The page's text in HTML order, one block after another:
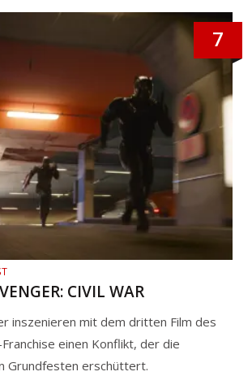
7
CIVIL WAR
inszenieren mit dem dritten Film des
einen Konflikt, der die
Grundfesten erschüttert.